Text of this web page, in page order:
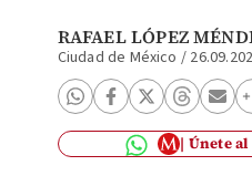
RAFAEL LÓPEZ
Ciudad de México /
Únete